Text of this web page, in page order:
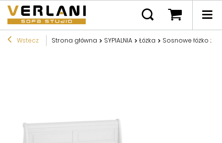
Wstecz Strona główna SYPIALNIA Łóżka Sosnowe łóżko z